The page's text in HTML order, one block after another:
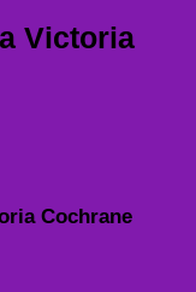
Victoria
Cochrane